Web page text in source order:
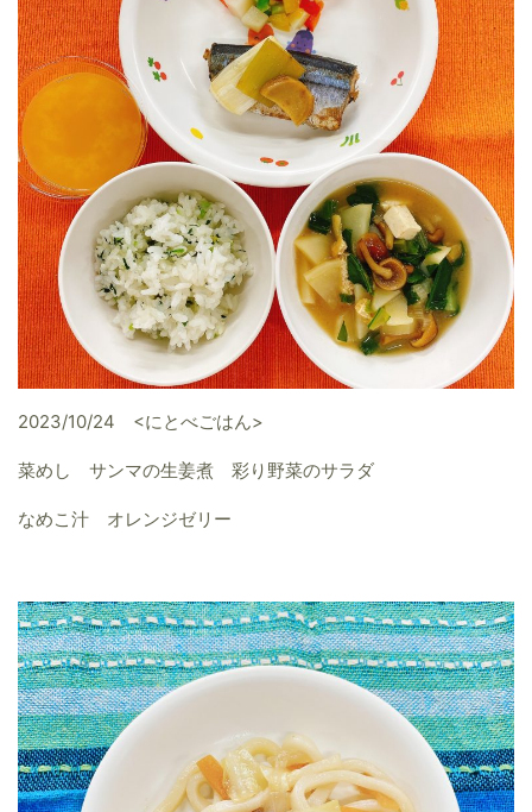
2023/10/24 <にとべごはん>
菜めし サンマの生姜煮 彩り野菜のサラダ
なめこ汁 オレンジゼリー